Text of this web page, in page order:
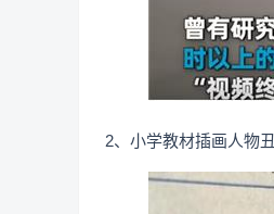
2、小学教材插画人物